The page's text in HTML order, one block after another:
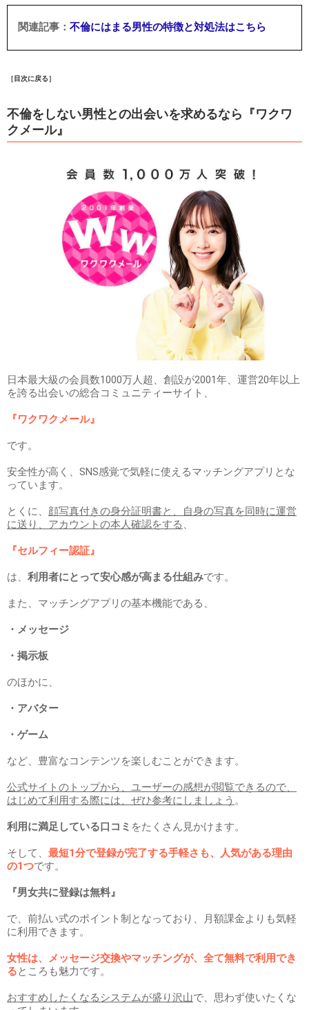
不倫にはまる男性の特徴と対処法はこちら
［目次に戻る］
不倫をしない男性との出会いを求めるなら『ワクワ
クメール』
日本最大級の会員数1000万人超、創設が2001年、運営20年以上
を誇る出会いの総合コミュニティーサイト、
『ワクワクメール』
です。
安全性が高く、SNS感覚で気軽に使えるマッチングアプリとな
っています。
とくに、 顔写真付きの身分証明書と、自身の写真を同時に運営
に送り、アカウントの本人確認をする 、
『セルフィー認証』
は、 利用者にとって安心感が高まる仕組みです。
また、マッチングアプリの基本機能である、
・メッセージ
・掲示板
のほかに、
・アバター
・ゲーム
など、豊富なコンテンツを楽しむことができます。
公式サイトのトップから、ユーザーの感想が閲覧できるので、
はじめて利用する際には、ぜひ参考にしましょう 。
利用に満足している口コミ をたくさん見かけます。
そして、 最短1分で登録が完了する手軽さも、人気がある理由
の1つです。
『男女共に登録は無料』
で、前払い式のポイント制となっており、月額課金よりも気軽
に利用できます。
女性は、メッセージ交換やマッチングが、全て無料で利用でき
るところも魅力です。
おすすめしたくなるシステムが盛り沢山で、思わず使いたくな